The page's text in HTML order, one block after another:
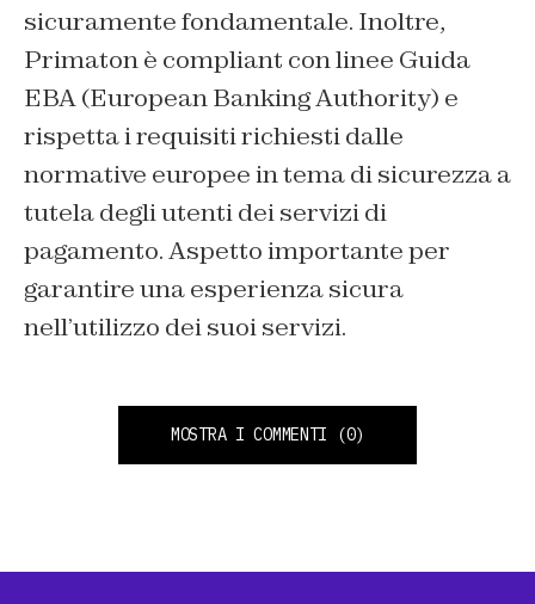
sicuramente fondamentale. Inoltre,
Primaton è compliant con linee Guida
EBA (European Banking Authority) e
rispetta i requisiti richiesti dalle
normative europee in tema di sicurezza a
tutela degli utenti dei servizi di
pagamento. Aspetto importante per
garantire una esperienza sicura
nell’utilizzo dei suoi servizi.
MOSTRA I COMMENTI (0)